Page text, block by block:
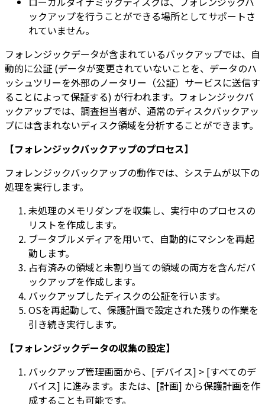
ックアップを行うことができる場所としてサポートさ
れていません。
フォレンジックデータが含まれているバックアップでは、自
動的に公証 (データが変更されていないことを、データのハ
ッシュツリーを外部のノータリー（公証）サービスに送信す
ることによって保証する) が行われます。フォレンジックバ
ックアップでは、調査担当者が、通常のディスクバックアッ
プには含まれないディスク領域を分析することができます。
【フォレンジックバックアップのプロセス】
フォレンジックバックアップの動作では、システムが以下の
処理を実行します。
未処理のメモリダンプを収集し、実行中のプロセスの
リストを作成します。
ブータブルメディアを用いて、自動的にマシンを再起
動します。
占有済みの領域と未割り当ての領域の両方を含んだバ
ックアップを作成します。
バックアップしたディスクの公証を行います。
OSを再起動して、保護計画で設定された残りの作業を
引き続き実行します。
【フォレンジックデータの収集の設定】
バックアップ管理画面から、[デバイス] > [すべてのデ
バイス] に進みます。または、[計画] から保護計画を作
成することも可能です。